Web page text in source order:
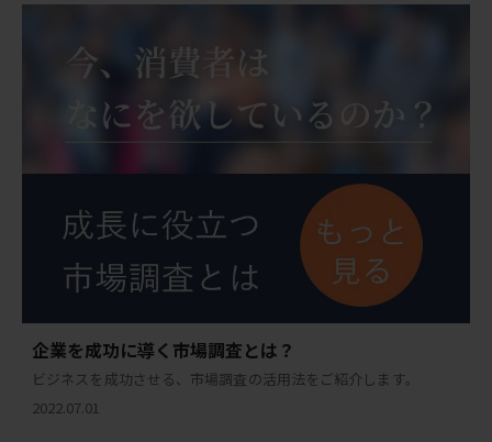
企業を成功に導く市場調査とは？
ビジネスを成功させる、市場調査の活用法をご紹介します。
2022.07.01